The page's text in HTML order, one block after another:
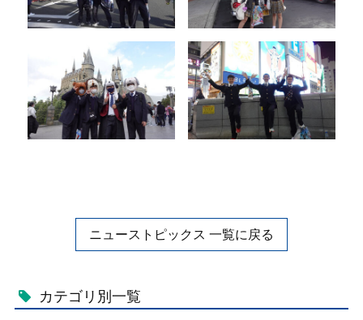
ニューストピックス 一覧に戻る
カテゴリ別一覧